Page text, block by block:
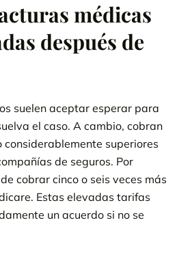
médicas
después de
suelen aceptar esperar para
el caso. A cambio, cobran
superiores
de seguros. Por
cobrar cinco o seis veces más
Estas elevadas tarifas
un acuerdo si no se